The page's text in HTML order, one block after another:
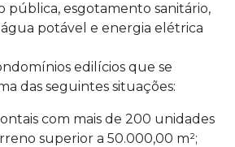
pública, esgotamento sanitário,
potável e energia elétrica
edilícios que se
das seguintes situações:
com mais de 200 unidades
superior a 50.000,00 m²;